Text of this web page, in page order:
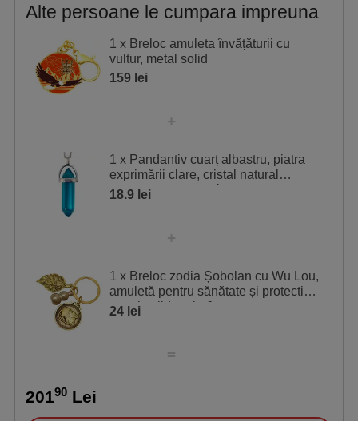
Alte persoane le cumpara impreuna
1 x Breloc amuleta învățăturii cu
vultur, metal solid
159 lei
1 x Pandantiv cuarț albastru, piatra
exprimării clare, cristal natural
hexagonal dublu vârf 34 mm
18.9 lei
1 x Breloc zodia Șobolan cu Wu Lou,
amuletă pentru sănătate și protectie,
metal solid auriu 6 cm
24 lei
20190 Lei